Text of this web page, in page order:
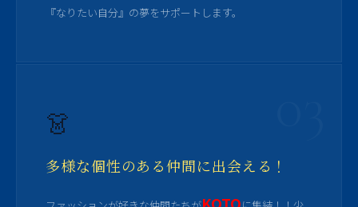
『なりたい自分』の夢をサポートします。
👗
多様な個性のある仲間に出会える！